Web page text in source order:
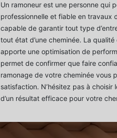
Un ramoneur est une personne qui
professionnelle et fiable en travaux
capable de garantir tout type
tout état d’une cheminée. La
apporte une optimisation de
permet de confirmer que faire
ramonage de votre cheminée vous
satisfaction. N’hésitez pas à choisir
d’un résultat efficace pour votre